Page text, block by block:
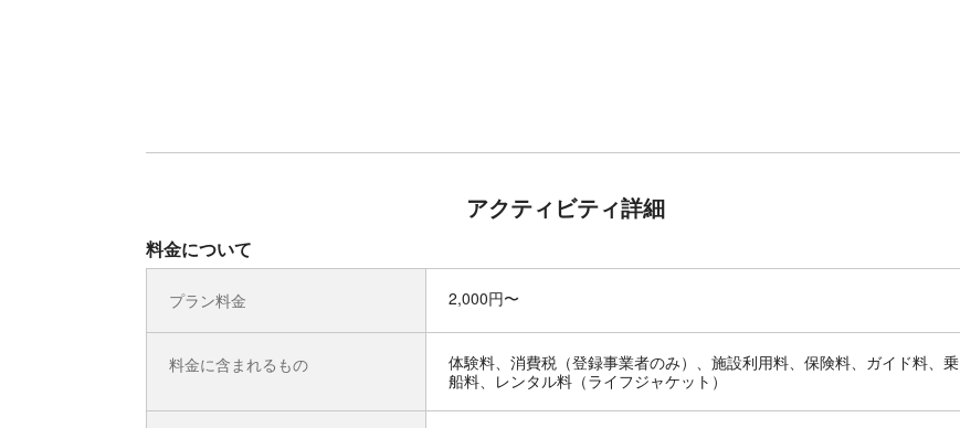
アクティビティ詳細
料金について
プラン料金 2,000円〜
料金に含まれるもの
体験料、消費税（登録事業者のみ）、施設利用料、保険料、ガイド料、乗
船料、レンタル料（ライフジャケット）